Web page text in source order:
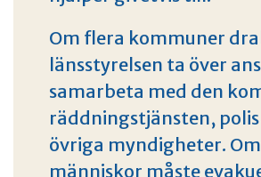
Om flera kommuner
länsstyrelsen ta över
samarbeta med den
räddningstjänsten, polis
övriga myndigheter.
människor måste